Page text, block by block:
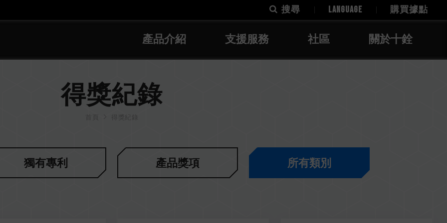
搜尋 LANGUAGE 購買據點
產品介紹 支援服務 社區 關於十銓
得獎紀錄
得獎紀錄
獨有專利 產品獎項 所有類別